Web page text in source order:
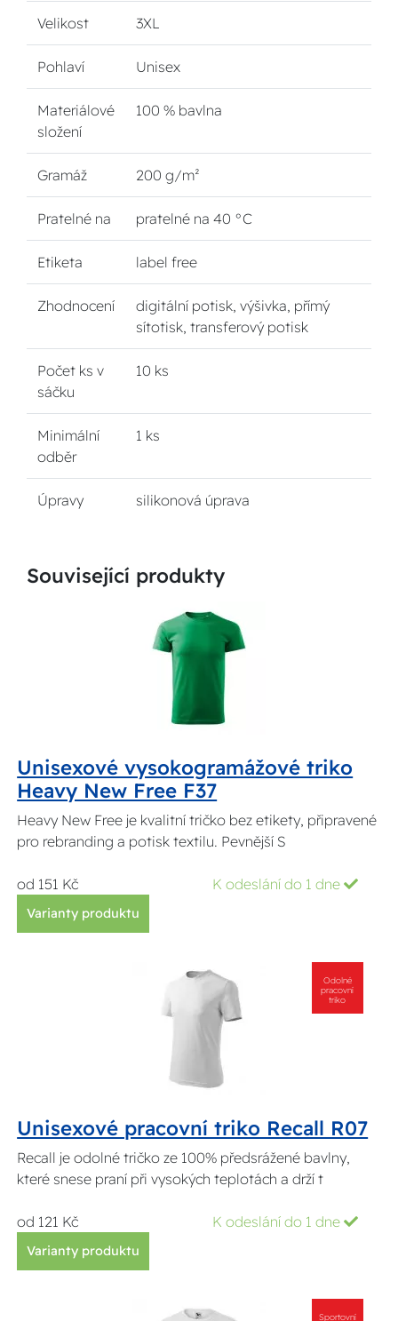
Velikost 3XL
Pohlaví Unisex
Materiálové
složení
100 % bavlna
Gramáž 200 g/m²
Pratelné na pratelné na 40 °C
Etiketa label free
Zhodnocení
digitální potisk, výšivka, přímý
sítotisk, transferový potisk
Počet ks v
sáčku
10 ks
Minimální
odběr
1 ks
Úpravy silikonová úprava
Související produkty
Unisexové vysokogramážové triko
Heavy New Free F37
Heavy New Free je kvalitní tričko bez etikety, připravené
pro rebranding a potisk textilu. Pevnější S
od 151 Kč K odeslání do 1 dne
Varianty produktu
Odolné
pracovní
triko
Unisexové pracovní triko Recall R07
Recall je odolné tričko ze 100% předsrážené bavlny,
které snese praní při vysokých teplotách a drží t
od 121 Kč K odeslání do 1 dne
Varianty produktu
Sportovní